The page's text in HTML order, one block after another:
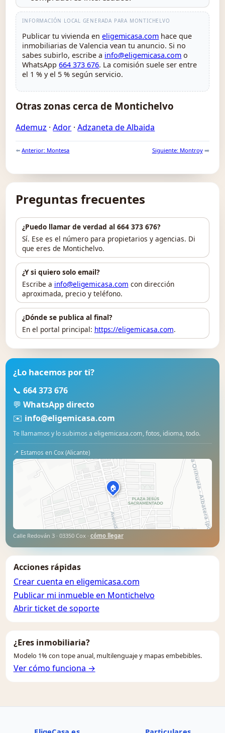
INFORMACIÓN LOCAL GENERADA PARA MONTICHELVO
Publicar tu vivienda eneligemicasa.com hace que
inmobiliarias de Valencia vean tu anuncio. Si no
sabes subirlo, escribe a info@eligemicasa.com o
WhatsApp664 373 676. La comisión suele ser entre
el 1 % y el 5 % según servicio.
Otras zonas cerca de Montichelvo
Ademuz ·Ador ·Adzaneta de Albaida
⬅️Anterior: Montesa Siguiente: Montroy➡️
Preguntas frecuentes
¿Puedo llamar de verdad al 664 373 676?
Sí. Ese es el número para propietarios y agencias. Di
que eres de Montichelvo.
¿Y si quiero solo email?
Escribe a info@eligemicasa.com con dirección
aproximada, precio y teléfono.
¿Dónde se publica al final?
En el portal principal: https://eligemicasa.com.
¿Lo hacemos por ti?
📞 664 373 676
💬 WhatsApp directo
✉️ info@eligemicasa.com
Te llamamos y lo subimos a eligemicasa.com, fotos, idioma, todo.
📍 Estamos en Cox (Alicante)
🏠
Calle Redován 3 · 03350 Cox · cómo llegar
Acciones rápidas
Crear cuenta en eligemicasa.com
Publicar mi inmueble en Montichelvo
Abrir ticket de soporte
¿Eres inmobiliaria?
Modelo 1% con tope anual, multilenguaje y mapas embebibles.
Ver cómo funciona →